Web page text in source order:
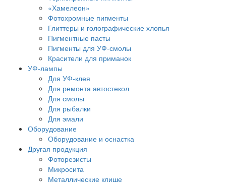
«Хамелеон»
Фотохромные пигменты
Глиттеры и голографические хлопья
Пигментные пасты
Пигменты для УФ-смолы
Красители для приманок
УФ-лампы
Для УФ-клея
Для ремонта автостекол
Для смолы
Для рыбалки
Для эмали
Оборудование
Оборудование и оснастка
Другая продукция
Фоторезисты
Микросита
Металлические клише